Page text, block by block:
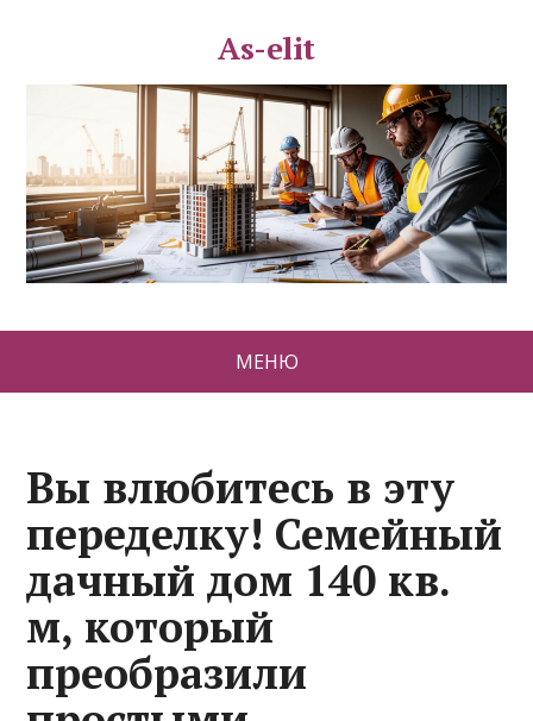
As-elit
МЕНЮ
Вы влюбитесь в эту
переделку! Семейный
дачный дом 140 кв.
м, который
преобразили